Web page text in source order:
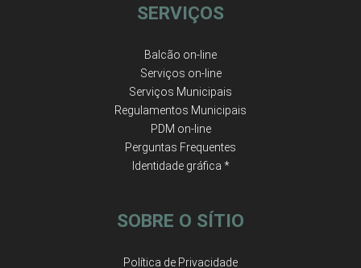
SERVIÇOS
Balcão on-line
Serviços on-line
Serviços Municipais
Regulamentos Municipais
PDM on-line
Perguntas Frequentes
Identidade gráfica *
SOBRE O SÍTIO
Política de Privacidade